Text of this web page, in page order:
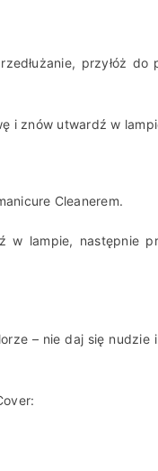
przyłóż do
i znów utwardź w
Cleanerem.
lampie, następnie
– nie daj się nudzie